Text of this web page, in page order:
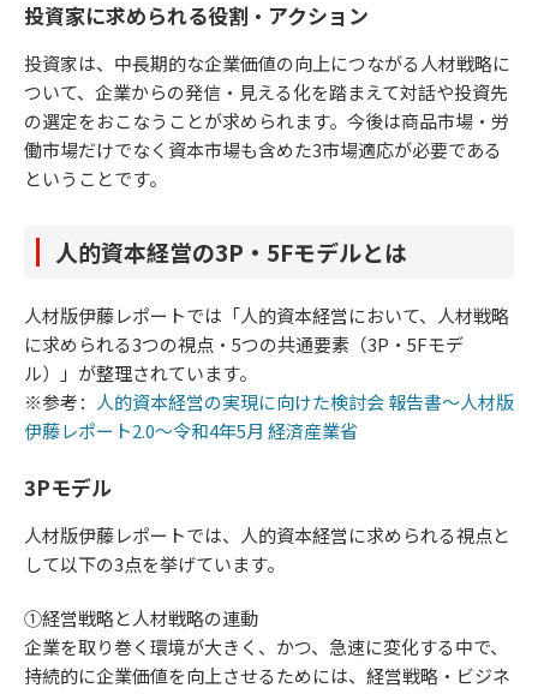
投資家に求められる役割・アクション
投資家は、中長期的な企業価値の向上につながる人材戦略に
ついて、企業からの発信・見える化を踏まえて対話や投資先
の選定をおこなうことが求められます。今後は商品市場・労
働市場だけでなく資本市場も含めた3市場適応が必要である
ということです。
人的資本経営の3P・5Fモデルとは
人材版伊藤レポートでは「人的資本経営において、人材戦略
に求められる3つの視点・5つの共通要素（3P・5Fモデ
ル）」が整理されています。
※参考： 人的資本経営の実現に向けた検討会 報告書～人材版
伊藤レポート2.0～令和4年5月 経済産業省
3Pモデル
人材版伊藤レポートでは、人的資本経営に求められる視点と
して以下の3点を挙げています。
①経営戦略と人材戦略の連動
企業を取り巻く環境が大きく、かつ、急速に変化する中で、
持続的に企業価値を向上させるためには、経営戦略・ビジネ